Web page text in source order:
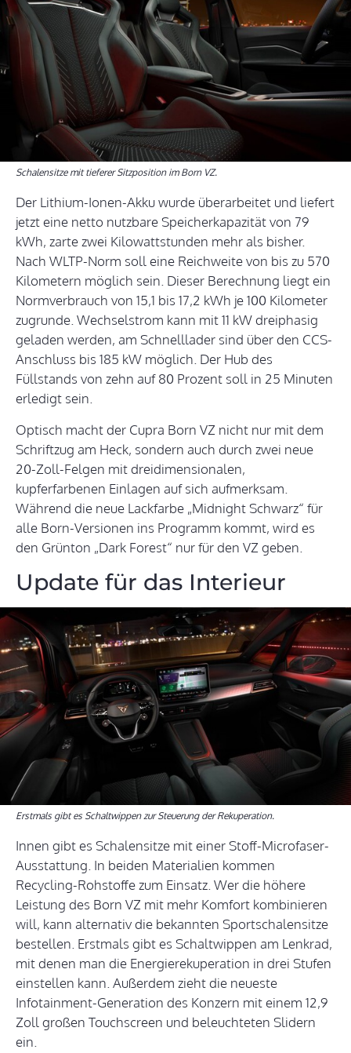
Schalensitze mit tieferer Sitzposition im Born VZ.
Der Lithium-Ionen-Akku wurde überarbeitet und liefert
jetzt eine netto nutzbare Speicherkapazität von 79
kWh, zarte zwei Kilowattstunden mehr als bisher.
Nach WLTP-Norm soll eine Reichweite von bis zu 570
Kilometern möglich sein. Dieser Berechnung liegt ein
Normverbrauch von 15,1 bis 17,2 kWh je 100 Kilometer
zugrunde. Wechselstrom kann mit 11 kW dreiphasig
geladen werden, am Schnelllader sind über den CCS-
Anschluss bis 185 kW möglich. Der Hub des
Füllstands von zehn auf 80 Prozent soll in 25 Minuten
erledigt sein.
Optisch macht der Cupra Born VZ nicht nur mit dem
Schriftzug am Heck, sondern auch durch zwei neue
20-Zoll-Felgen mit dreidimensionalen,
kupferfarbenen Einlagen auf sich aufmerksam.
Während die neue Lackfarbe „Midnight Schwarz“ für
alle Born-Versionen ins Programm kommt, wird es
den Grünton „Dark Forest“ nur für den VZ geben.
Update für das Interieur
Erstmals gibt es Schaltwippen zur Steuerung der Rekuperation.
Innen gibt es Schalensitze mit einer Stoff-Microfaser-
Ausstattung. In beiden Materialien kommen
Recycling-Rohstoffe zum Einsatz. Wer die höhere
Leistung des Born VZ mit mehr Komfort kombinieren
will, kann alternativ die bekannten Sportschalensitze
bestellen. Erstmals gibt es Schaltwippen am Lenkrad,
mit denen man die Energierekuperation in drei Stufen
einstellen kann. Außerdem zieht die neueste
Infotainment-Generation des Konzern mit einem 12,9
Zoll großen Touchscreen und beleuchteten Slidern
ein.